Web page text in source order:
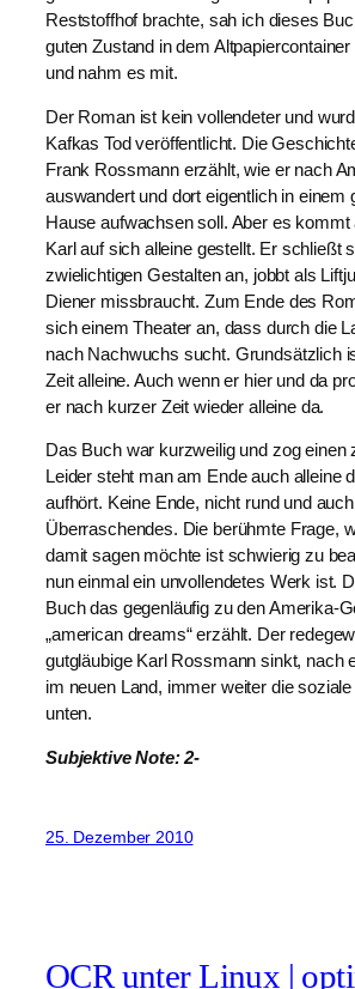
Reststoffhof brachte, sah ich dieses
guten Zustand in dem
und nahm es mit.
Der Roman ist kein vollendeter und
Kafkas Tod veröffentlicht. Die
Frank Rossmann erzählt, wie er nach
auswandert und dort eigentlich in einem
Hause aufwachsen soll. Aber es
Karl auf sich alleine gestellt. Er schließt
zwielichtigen Gestalten an, jobbt als
Diener missbraucht. Zum Ende des
sich einem Theater an, dass durch die
nach Nachwuchs sucht. Grundsätzlich
Zeit alleine. Auch wenn er hier und da
er nach kurzer Zeit wieder alleine da.
Das Buch war kurzweilig und zog einen
Leider steht man am Ende auch alleine
aufhört. Keine Ende, nicht rund und
Überraschendes. Die berühmte Frage,
damit sagen möchte ist schwierig zu
nun einmal ein unvollendetes Werk ist.
Buch das gegenläufig zu den Amerika-
„american dreams“ erzählt. Der
gutgläubige Karl Rossmann sinkt, nach
im neuen Land, immer weiter die
unten.
Subjektive Note: 2-
25. Dezember 2010
OCR unter Linux |